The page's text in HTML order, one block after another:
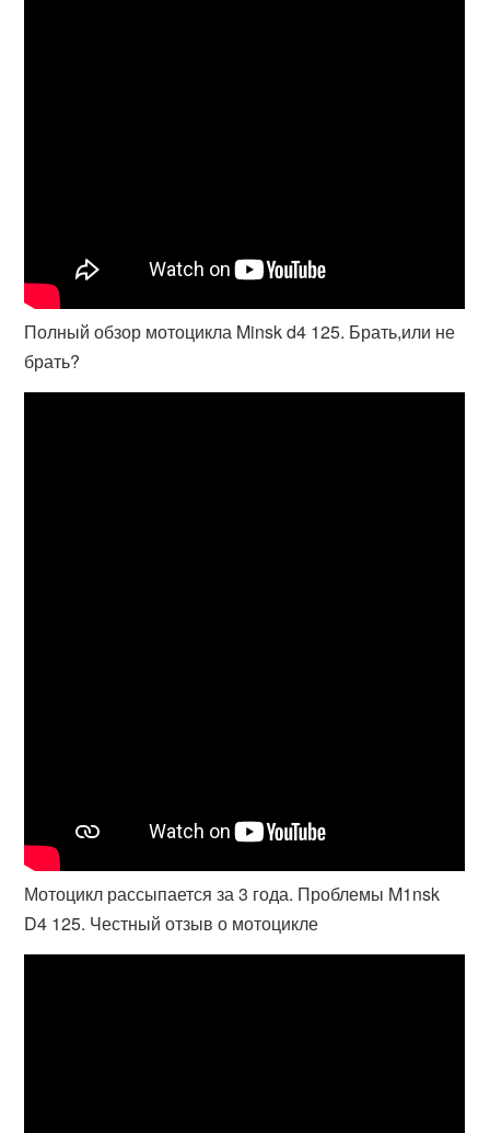
Полный обзор мотоцикла Minsk d4 125. Брать,или не
брать?
Мотоцикл рассыпается за 3 года. Проблемы M1nsk
D4 125. Честный отзыв о мотоцикле